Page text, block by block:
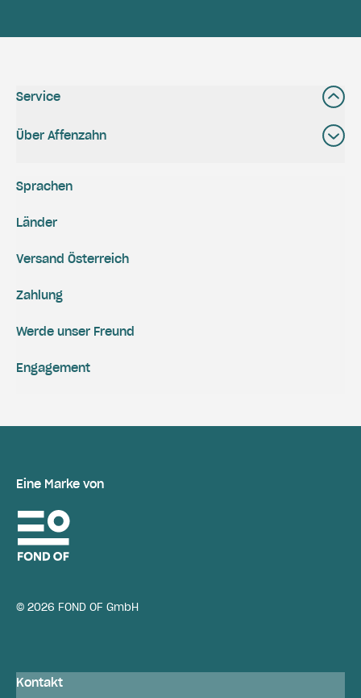
Service
Über Affenzahn
Versand Österreich
Zahlung
Engagement
Werde unser Freund
Sprachen
Länder
Eine Marke von
© 2026 FOND OF GmbH
Kontakt